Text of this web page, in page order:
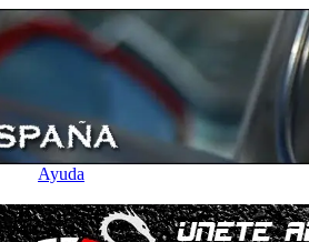
Ayuda